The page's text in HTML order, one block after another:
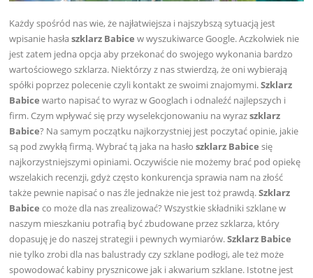
Każdy spośród nas wie, że najłatwiejsza i najszybszą sytuacją jest
wpisanie hasłaszklarz Babice w wyszukiwarce Google. Aczkolwiek nie
jest zatem jedna opcja aby przekonać do swojego wykonania bardzo
wartościowego szklarza. Niektórzy z nas stwierdzą, że oni wybierają
spółki poprzez polecenie czyli kontakt ze swoimi znajomymi.Szklarz
Babice warto napisać to wyraz w Googlach i odnaleźć najlepszych i
firm. Czym wpływać się przy wyselekcjonowaniu na wyrazszklarz
Babice? Na samym początku najkorzystniej jest poczytać opinie, jakie
są pod zwykłą firmą. Wybrać tą jaka na hasłoszklarz Babice się
najkorzystniejszymi opiniami. Oczywiście nie możemy brać pod opiekę
wszelakich recenzji, gdyż często konkurencja sprawia nam na złość
także pewnie napisać o nas źle jednakże nie jest toż prawdą.Szklarz
Babice co może dla nas zrealizować? Wszystkie składniki szklane w
naszym mieszkaniu potrafią być zbudowane przez szklarza, który
dopasuję je do naszej strategii i pewnych wymiarów.Szklarz Babice
nie tylko zrobi dla nas balustrady czy szklane podłogi, ale też może
spowodować kabiny prysznicowe jak i akwarium szklane. Istotne jest